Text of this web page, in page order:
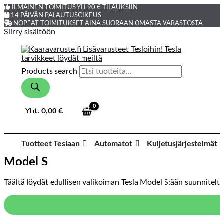
ILMAINEN TOIMITUS YLI 90 € TILAUKSIIN
14 PÄIVÄN PALAUTUSOIKEUS
NOPEAT TOIMITUKSET AINA SUORAAN OMASTA VARASTOSTA
Siirry sisältöön
Products search
Yht.0,00€
Tuotteet Teslaan Automatot Kuljetusjärjestelmät
Model S
Täältä löydät edullisen valikoiman Tesla Model S:ään